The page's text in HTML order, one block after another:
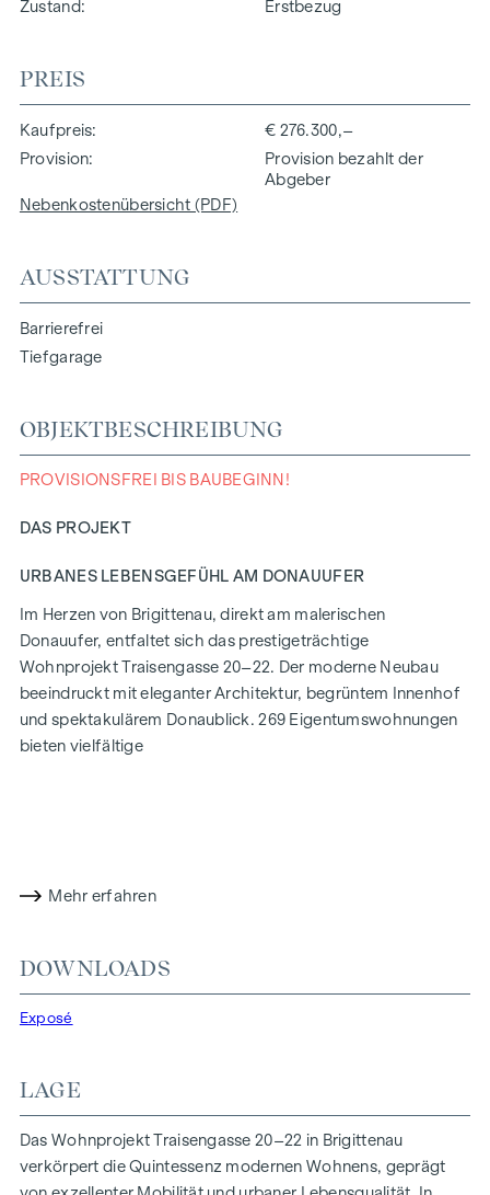
Zustand Erstbezug
PREIS
Kaufpreis
€ 276.300,–
Provision
Provision bezahlt der
Abgeber
Nebenkostenübersicht (PDF)
AUSSTATTUNG
Barrierefrei
Tiefgarage
OBJEKTBESCHREIBUNG
PROVISIONSFREI BIS BAUBEGINN!
DAS PROJEKT
URBANES LEBENSGEFÜHL AM DONAUUFER
Im Herzen von Brigittenau, direkt am malerischen
Donauufer, entfaltet sich das prestigeträchtige
Wohnprojekt Traisengasse 20–22. Der moderne Neubau
beeindruckt mit eleganter Architektur, begrüntem Innenhof
und spektakulärem Donaublick. 269 Eigentumswohnungen
bieten vielfältige
In der Traisengasse 20–22 vereinen sich Ästhetik und
Funktionalität in jeder Wohneinheit. Mit intelligenten
Grundrissen, die von gemütlichen Einzimmerapartments bis
stilvolle Markenfliesen veredeln das Interieur, während die
Fußbodenheizung, gespeist durch umweltfreundliche
Fernwärme, für ein behagliches Raumklima sorgt.
Außenliegender, elektrischer Sonnenschutz und
Mehr erfahren
DOWNLOADS
Exposé
LAGE
Das Wohnprojekt Traisengasse 20–22 in Brigittenau
verkörpert die Quintessenz modernen Wohnens, geprägt